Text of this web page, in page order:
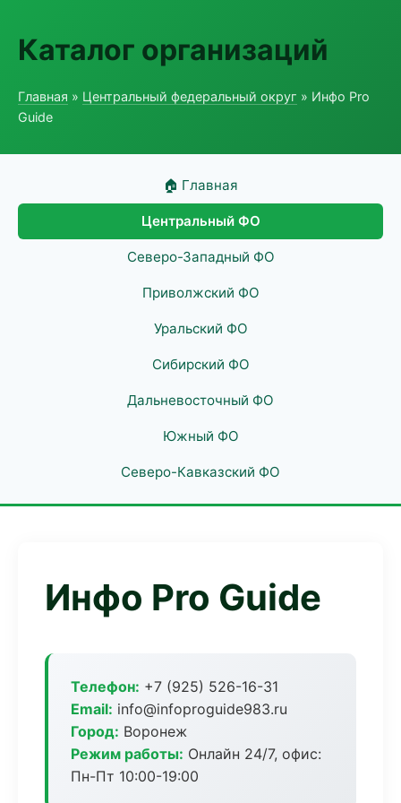
Каталог организаций
Главная » Центральный федеральный округ » Инфо Pro
Guide
🏠 Главная
Центральный ФО
Северо-Западный ФО
Приволжский ФО
Уральский ФО
Сибирский ФО
Дальневосточный ФО
Южный ФО
Северо-Кавказский ФО
Инфо Pro Guide
Телефон: +7 (925) 526-16-31
Email: info@infoproguide983.ru
Город: Воронеж
Режим работы: Онлайн 24/7, офис:
Пн-Пт 10:00-19:00